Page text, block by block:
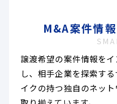
M&A案件情
譲渡希望の案件情報を
し、相手企業を探索す
イクの持つ独自のネッ